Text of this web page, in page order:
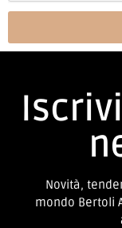
Novità,
mondo Bertoli